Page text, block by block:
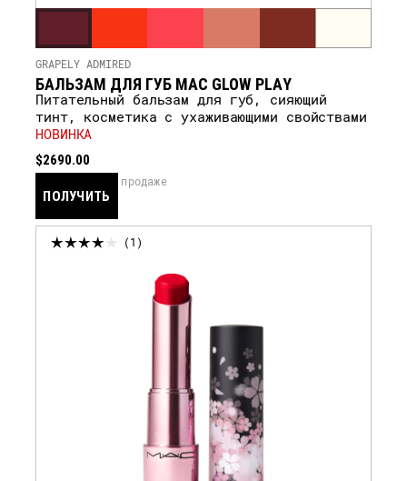
GRAPELY ADMIRED
БАЛЬЗАМ ДЛЯ ГУБ MAC GLOW PLAY
Питательный бальзам для губ, сияющий
тинт, косметика с ухаживающими свойствами
НОВИНКА
$2690.00
ПОЛУЧИТЬ
УВЕДОМЛЕНИЕ
скоро в продаже
1